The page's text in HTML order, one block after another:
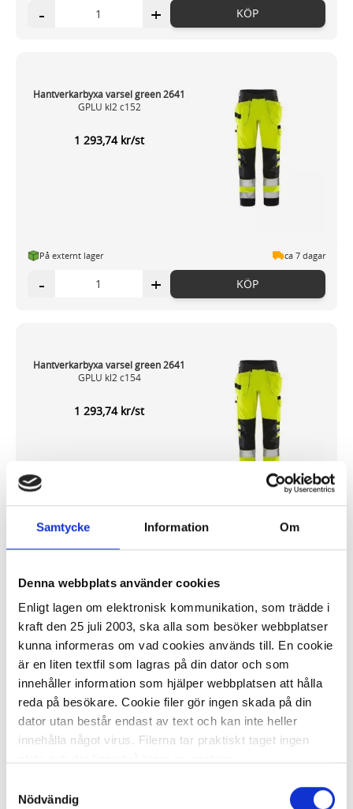
Samtycke Information Om
Denna webbplats använder cookies
Enligt lagen om elektronisk kommunikation, som trädde i
kraft den 25 juli 2003, ska alla som besöker webbplatser
kunna informeras om vad cookies används till. En cookie
är en liten textfil som lagras på din dator och som
innehåller information som hjälper webbplatsen att hålla
reda på besökare. Cookie filer gör ingen skada på din
dator utan består endast av text och kan inte heller
innehålla något virus. Filerna tar praktiskt taget ingen
Den ena typen sparar en fil permanent på din dator,
Nödvändig
- + KÖP
Hantverkarbyxa varsel green 2641
GPLU kl2 c152
1 293,74 kr/st
På externt lager ca 7 dagar
- + KÖP
Hantverkarbyxa varsel green 2641
GPLU kl2 c154
1 293,74 kr/st
På externt lager ca 7 dagar
- + KÖP
Hantverkarbyxa varsel green 2641
GPLU kl2 c156
1 293,74 kr/st
På externt lager ca 7 dagar